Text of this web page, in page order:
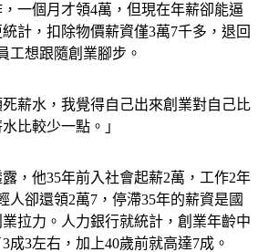
一個月才領4萬，但現在年薪卻能逼
計，扣除物價薪資僅3萬7千多，退回
工想跟隨創業腳步。
薪水，我覺得自己出來創業對自己比
比較少一點。」
，他35年前入社會起薪2萬，工作2年
人卻還領2萬7，停滯35年的薪資是國
拉力。人力銀行就統計，創業年齡中
成3左右，加上40歲前就高達7成。